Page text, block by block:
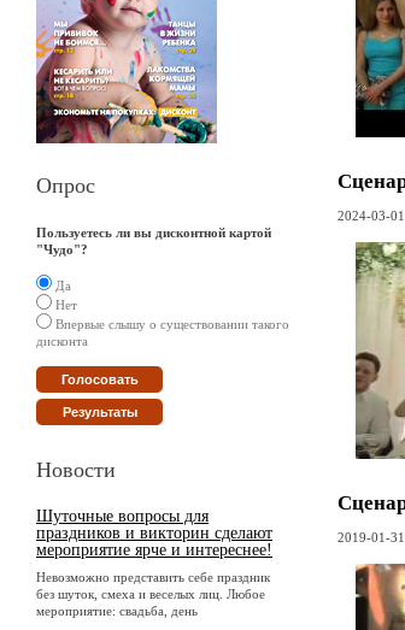
Опрос
Пользуетесь ли вы дисконтной картой
"Чудо"?
Да
Нет
Впервые слышу о существовании такого
дисконта
Новости
Шуточные вопросы для
праздников и викторин сделают
мероприятие ярче и интереснее!
Невозможно представить себе праздник
без шуток, смеха и веселых лиц. Любое
мероприятие: свадьба, день
2024-03-01
2019-01-31